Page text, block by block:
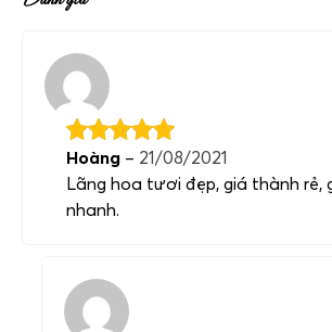
Hoàng – 21/08/2021
Lãng hoa tươi đẹp, giá thành rẻ,
nhanh.